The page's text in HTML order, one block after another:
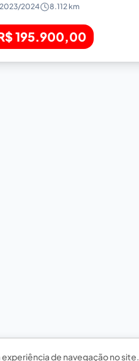
2023/2024 8.112 km
195.900,00
de navegação no site.